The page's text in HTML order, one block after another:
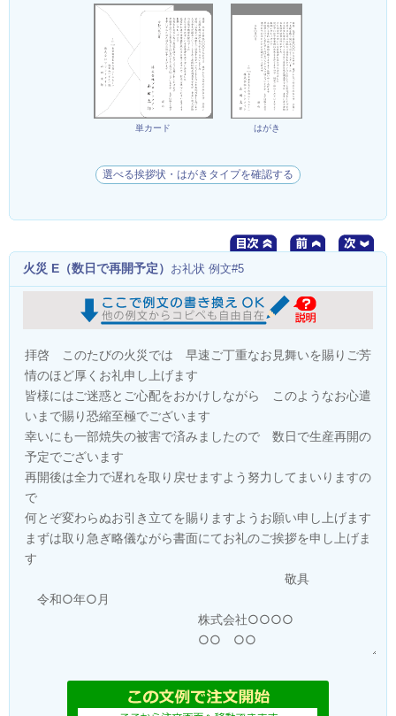
単カード はがき
選べる挨拶状・はがきタイプを確認する
火災 E（数日で再開予定） お礼状 例文#5